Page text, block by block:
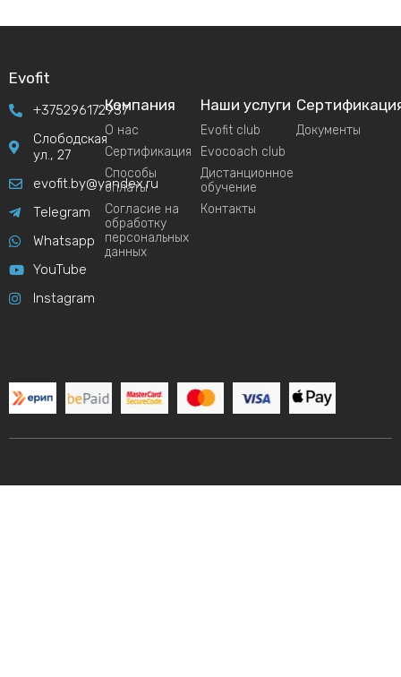
Evofit
+375296172937
Слободская
ул., 27
evofit.by@yandex.ru
Telegram
Whatsapp
YouTube
Instagram
Компания
О нас
Сертификация
Способы
оплаты
Согласие на
обработку
персональных
данных
Наши услуги
Evofit club
Evocoach club
Дистанционное
обучение
Контакты
Документы